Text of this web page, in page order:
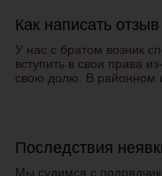
Как написать
У нас с братом возник
вступить в свои права
свою долю. В районном
Последствия
Мы судимся с